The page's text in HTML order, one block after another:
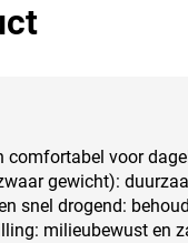
comfortabel voor
gewicht):
snel drogend:
milieubewust en